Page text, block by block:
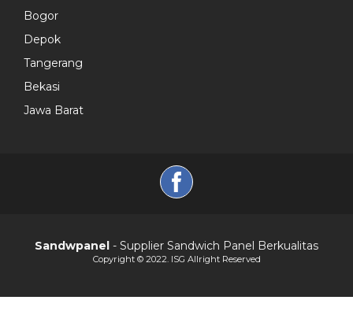
Bogor
Depok
Tangerang
Bekasi
Jawa Barat
Sandwpanel - Supplier Sandwich Panel Berkualitas
Copyright © 2022. ISG Allright Reserved